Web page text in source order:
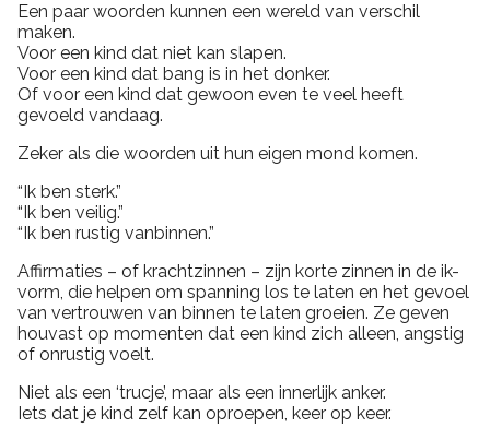
Een paar woorden kunnen een wereld van verschil
maken.
Voor een kind dat niet kan slapen.
Voor een kind dat bang is in het donker.
Of voor een kind dat gewoon even te veel heeft
gevoeld vandaag.
Zeker als die woorden uit hun eigen mond komen.
“Ik ben sterk.”
“Ik ben veilig.”
“Ik ben rustig vanbinnen.”
Affirmaties – of krachtzinnen – zijn korte zinnen in de ik-
vorm, die helpen om spanning los te laten en het gevoel
van vertrouwen van binnen te laten groeien. Ze geven
houvast op momenten dat een kind zich alleen, angstig
of onrustig voelt.
Niet als een ‘trucje’, maar als een innerlijk anker.
Iets dat je kind zelf kan oproepen, keer op keer.